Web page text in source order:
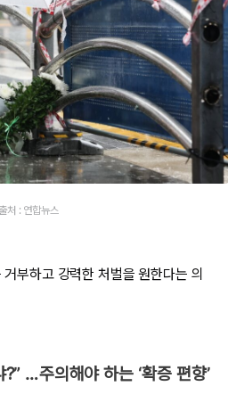
출처 : 연합뉴스
부하고 강력한 처벌을 원한다는 의
…주의해야 하는 ‘확증 편향’